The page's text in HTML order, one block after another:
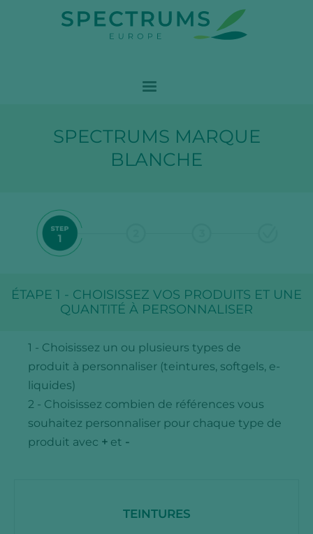
SPECTRUMS MARQUE
BLANCHE
ÉTAPE 1 - CHOISISSEZ VOS PRODUITS ET UNE
QUANTITÉ À PERSONNALISER
1 - Choisissez un ou plusieurs types de
produit à personnaliser (teintures, softgels, e-
liquides)
2 - Choisissez combien de références vous
souhaitez personnaliser pour chaque type de
produit avec + et -
TEINTURES